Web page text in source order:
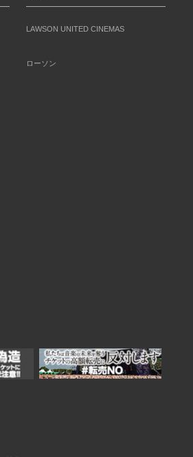
LAWSON UNITED CINEMAS
ローソン